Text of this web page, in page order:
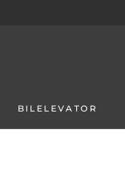
BILELEVATOR